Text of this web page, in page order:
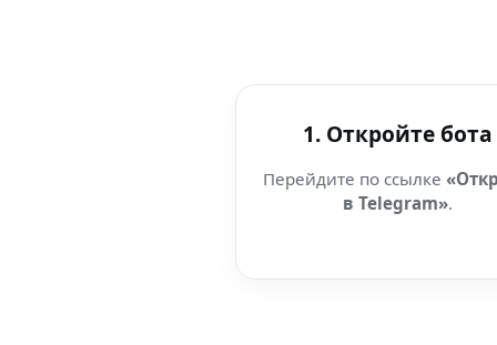
1. Откройте бота
Перейдите по ссылке
в Telegram».